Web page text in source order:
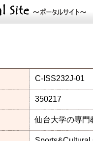
C-ISS232J-01
350217
仙台大学の専